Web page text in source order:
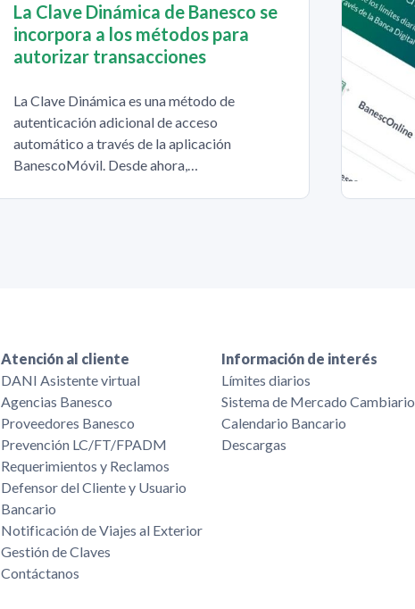
La Clave Dinámica de Banesco se
incorpora a los métodos para
autorizar transacciones
La Clave Dinámica es una método de
autenticación adicional de acceso
automático a través de la aplicación
BanescoMóvil. Desde ahora,…
Atención al cliente
DANI Asistente virtual
Agencias Banesco
Proveedores Banesco
Prevención LC/FT/FPADM
Requerimientos y Reclamos
Defensor del Cliente y Usuario
Bancario
Notificación de Viajes al Exterior
Gestión de Claves
Contáctanos
Información de interés
Límites diarios
Sistema de Mercado Cambiario
Calendario Bancario
Descargas